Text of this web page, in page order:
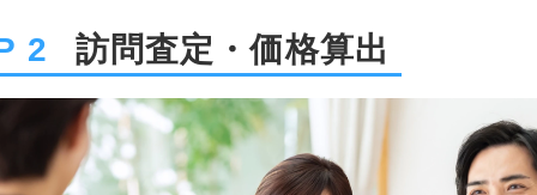
2 訪問査定・価格算出